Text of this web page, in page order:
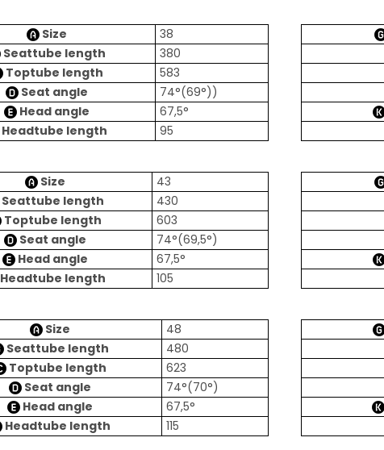
Size
38
Seattube length
380
Toptube length
583
Seat angle
74°(69°))
Head angle
67,5°
Headtube length
95
Size
43
Seattube length
430
Toptube length
603
Seat angle
74°(69,5°)
Head angle
67,5°
Headtube length
105
Size
48
Seattube length
480
Toptube length
623
Seat angle
74°(70°)
Head angle
67,5°
Headtube length
115